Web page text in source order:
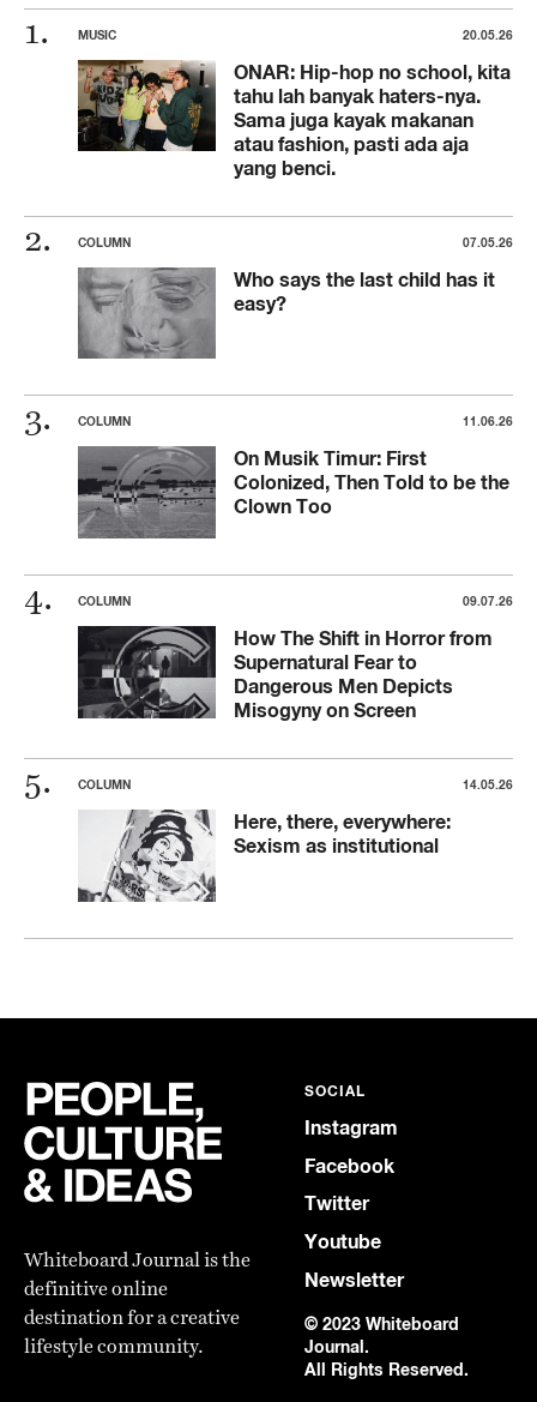
MUSIC 20.05.26
ONAR: Hip-hop no school, kita
tahu lah banyak haters-nya.
Sama juga kayak makanan
atau fashion, pasti ada aja
yang benci.
COLUMN 07.05.26
Who says the last child has it
easy?
COLUMN 11.06.26
On Musik Timur: First
Colonized, Then Told to be the
Clown Too
COLUMN 09.07.26
How The Shift in Horror from
Supernatural Fear to
Dangerous Men Depicts
Misogyny on Screen
COLUMN 14.05.26
Here, there, everywhere:
Sexism as institutional
Whiteboard Journal is the
definitive online
destination for a creative
lifestyle community.
SOCIAL
Instagram
Facebook
Twitter
Youtube
Newsletter
© 2023 Whiteboard
Journal.
All Rights Reserved.